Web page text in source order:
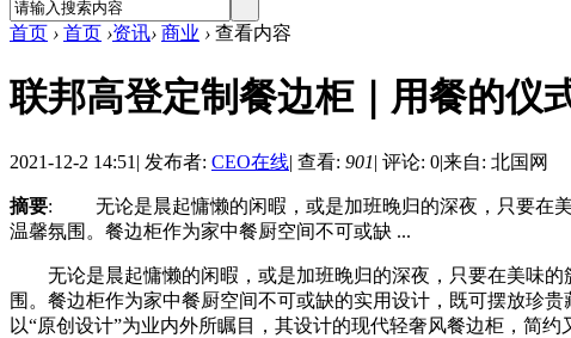
首页 › 首页 ›资讯› 商业 › 查看内容
联邦高登定制餐边柜｜用餐的仪
2021-12-2 14:51 | 发布者: CEO在线| 查看: 901| 评论: 0|来自: 北国网
摘要: 无论是晨起慵懒的闲暇，或是加班晚归的深夜，只要在美
温馨氛围。餐边柜作为家中餐厨空间不可或缺 ...
无论是晨起慵懒的闲暇，或是加班晚归的深夜，只要在美味的
围。餐边柜作为家中餐厨空间不可或缺的实用设计，既可摆放珍
以“原创设计”为业内外所瞩目，其设计的现代轻奢风餐边柜，简